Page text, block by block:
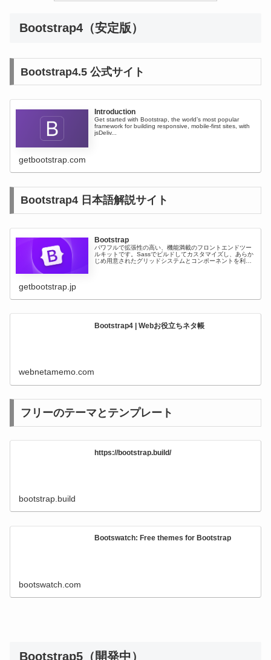
Bootstrap4（安定版）
Bootstrap4.5 公式サイト
Introduction
Get started with Bootstrap, the world’s most popular
framework for building responsive, mobile-first sites, with
jsDeliv...
getbootstrap.com
Bootstrap4 日本語解説サイト
Bootstrap
パワフルで拡張性の高い、機能満載のフロントエンドツー
ルキットです。Sassでビルドしてカスタマイズし、あらか
じめ用意されたグリッドシステムとコンポーネントを利用
getbootstrap.jp
Bootstrap4 | Webお役立ちネタ帳
webnetamemo.com
フリーのテーマとテンプレート
https://bootstrap.build/
bootstrap.build
Bootswatch: Free themes for Bootstrap
bootswatch.com
Bootstrap5（開発中）